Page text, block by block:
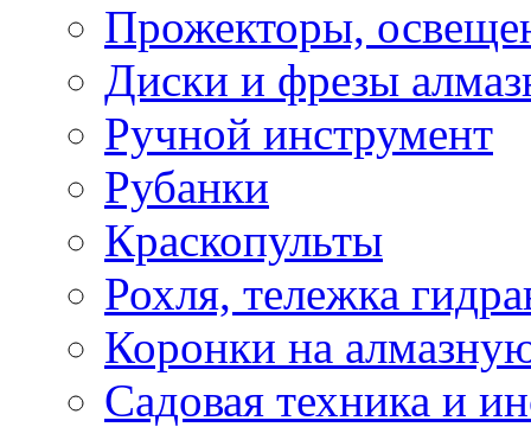
Прожекторы,
Диски и фрезы
Ручной инструмент
Рубанки
Краскопульты
Рохля, тележка
Коронки на
Садовая техника и